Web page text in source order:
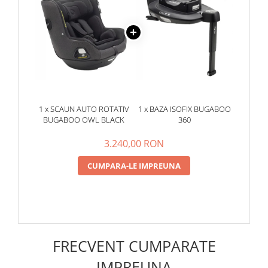
invers.1 x SCAUN AUTO ROTATIV
BUGABOO OWL BLACK
1 x BAZA ISOFIX BUGABOO
360
3.240,00 RON
CUMPARA-LE IMPREUNA
FRECVENT CUMPARATE